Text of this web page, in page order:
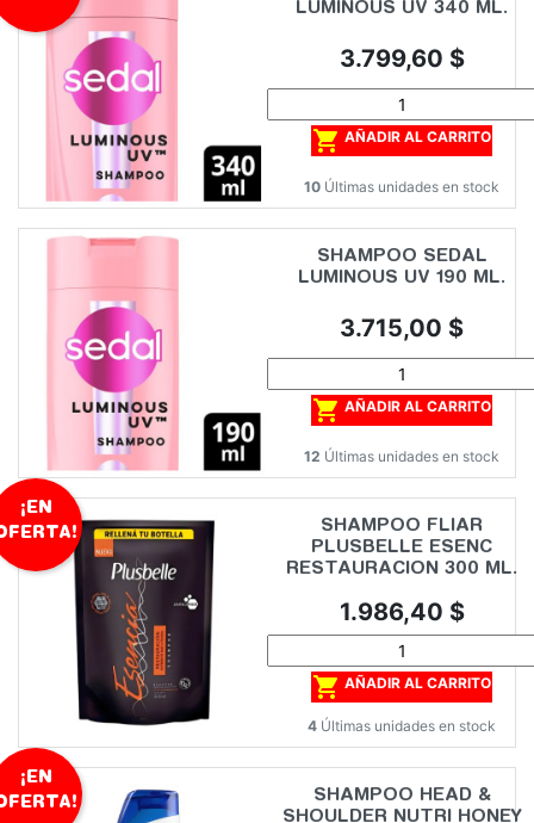
LUMINOUS UV 340 ML.
Precio
3.799,60 $
 AÑADIR AL CARRITO
10 Últimas unidades en stock
SHAMPOO SEDAL
LUMINOUS UV 190 ML.
Precio
3.715,00 $
 AÑADIR AL CARRITO
12 Últimas unidades en stock
SHAMPOO FLIAR
PLUSBELLE ESENC
RESTAURACION 300 ML.
Precio
1.986,40 $
 AÑADIR AL CARRITO
4 Últimas unidades en stock
¡EN
SHAMPOO HEAD &
SHOULDER NUTRI HONEY
¡EN